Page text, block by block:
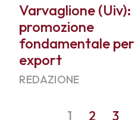
Varvaglione (Uiv):
promozione
fondamentale per
export
REDAZIONE
1 2 3